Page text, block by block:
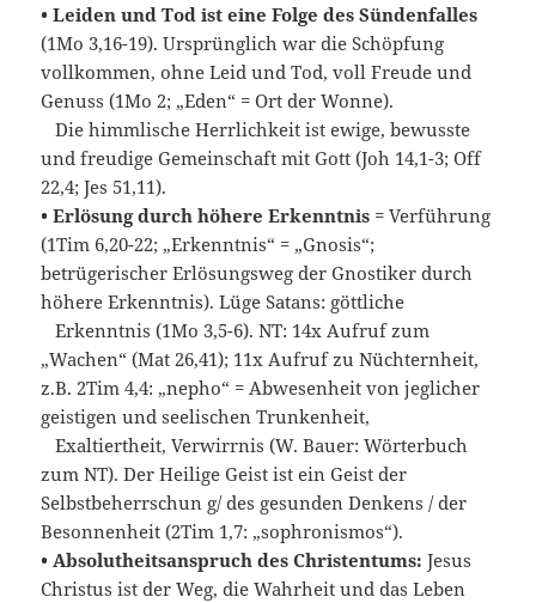
• Leiden und Tod ist eine Folge des Sündenfalles
(1Mo 3,16-19). Ursprünglich war die Schöpfung
vollkommen, ohne Leid und Tod, voll Freude und
Genuss (1Mo 2; „Eden“ = Ort der Wonne).
Die himmlische Herrlichkeit ist ewige, bewusste
und freudige Gemeinschaft mit Gott (Joh 14,1-3; Off
22,4; Jes 51,11).
• Erlösung durch höhere Erkenntnis = Verführung
(1Tim 6,20-22; „Erkenntnis“ = „Gnosis“;
betrügerischer Erlösungsweg der Gnostiker durch
höhere Erkenntnis). Lüge Satans: göttliche
Erkenntnis (1Mo 3,5-6). NT: 14x Aufruf zum
„Wachen“ (Mat 26,41); 11x Aufruf zu Nüchternheit,
z.B. 2Tim 4,4: „nepho“ = Abwesenheit von jeglicher
geistigen und seelischen Trunkenheit,
Exaltiertheit, Verwirrnis (W. Bauer: Wörterbuch
zum NT). Der Heilige Geist ist ein Geist der
Selbstbeherrschun g/ des gesunden Denkens / der
Besonnenheit (2Tim 1,7: „sophronismos“).
• Absolutheitsanspruch des Christentums: Jesus
Christus ist der Weg, die Wahrheit und das Leben